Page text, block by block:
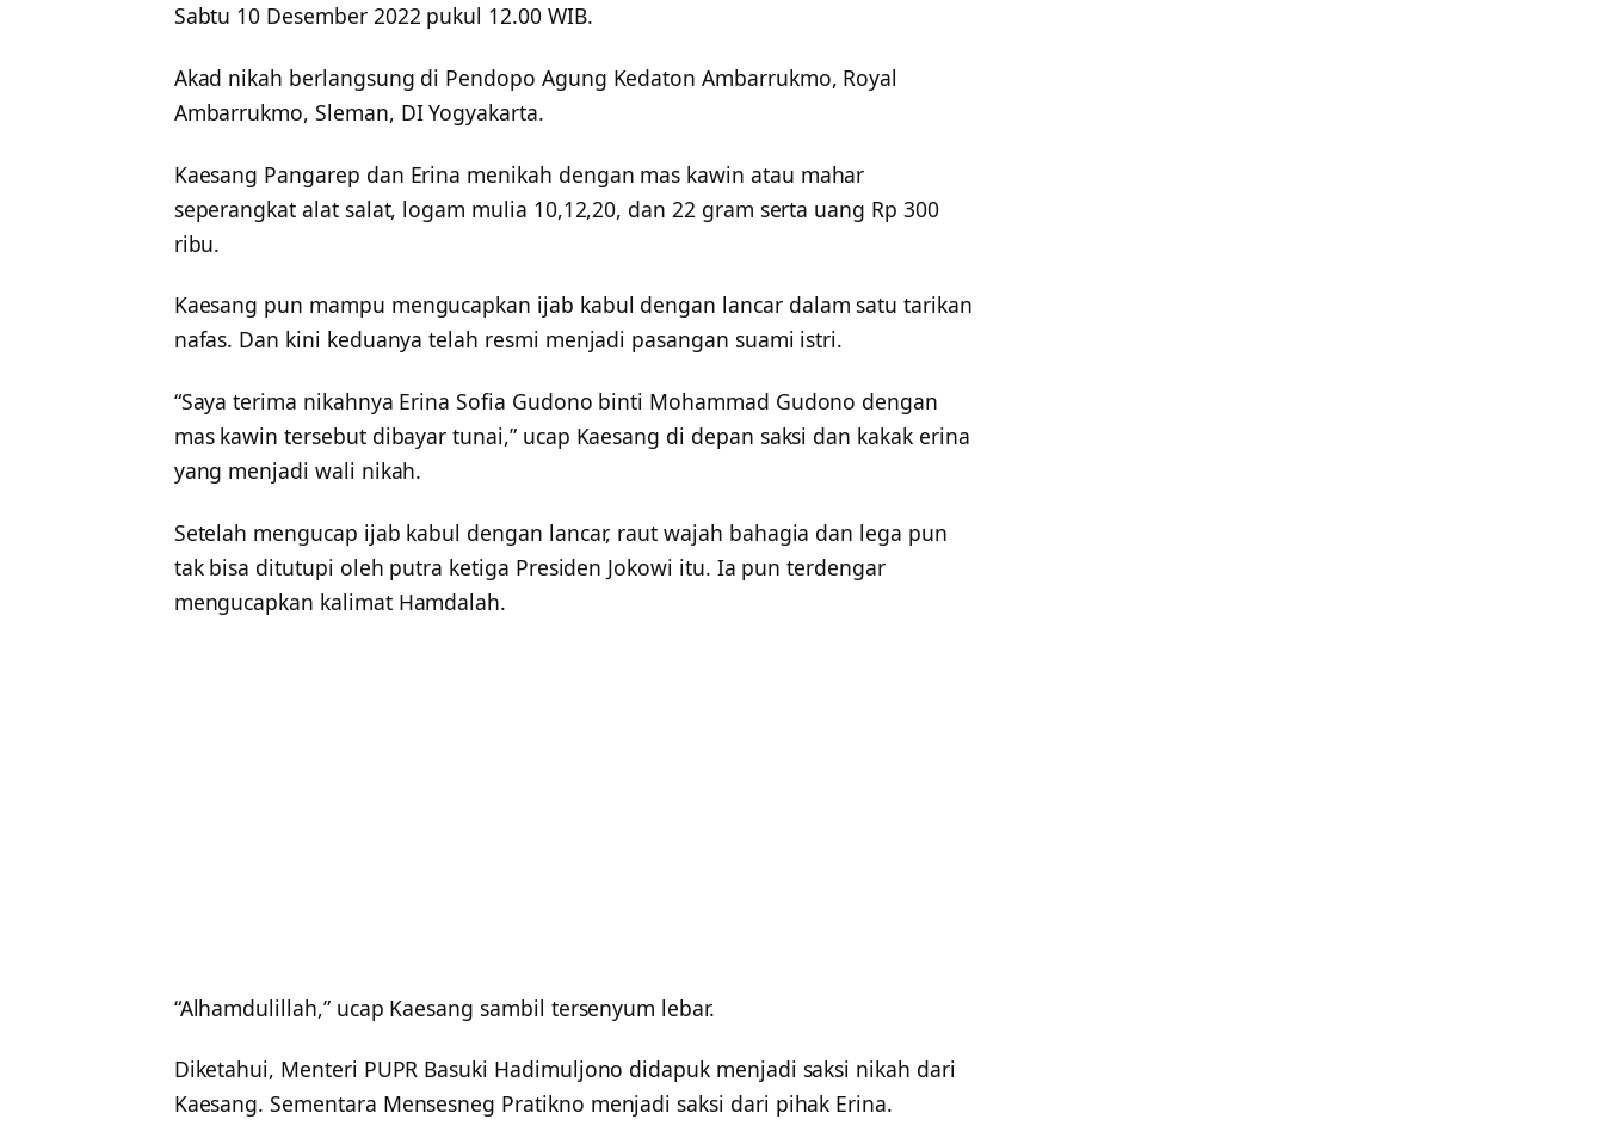
Sabtu 10 Desember 2022 pukul 12.00 WIB.
Akad nikah berlangsung di Pendopo Agung Kedaton Ambarrukmo, Royal
Ambarrukmo, Sleman, DI Yogyakarta.
Kaesang Pangarep dan Erina menikah dengan mas kawin atau mahar
seperangkat alat salat, logam mulia 10,12,20, dan 22 gram serta uang Rp 300
ribu.
Kaesang pun mampu mengucapkan ijab kabul dengan lancar dalam satu tarikan
nafas. Dan kini keduanya telah resmi menjadi pasangan suami istri.
“Saya terima nikahnya Erina Sofia Gudono binti Mohammad Gudono dengan
mas kawin tersebut dibayar tunai,” ucap Kaesang di depan saksi dan kakak erina
yang menjadi wali nikah.
Setelah mengucap ijab kabul dengan lancar, raut wajah bahagia dan lega pun
tak bisa ditutupi oleh putra ketiga Presiden Jokowi itu. Ia pun terdengar
mengucapkan kalimat Hamdalah.
“Alhamdulillah,” ucap Kaesang sambil tersenyum lebar.
Diketahui, Menteri PUPR Basuki Hadimuljono didapuk menjadi saksi nikah dari
Kaesang. Sementara Mensesneg Pratikno menjadi saksi dari pihak Erina.